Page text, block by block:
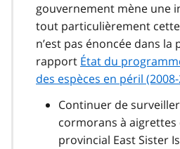
gouvernement mène une
tout particulièrement
n’est pas énoncée dans la
rapport État du
des espèces en péril
Continuer de
cormorans à aigrettes
provincial East Sister